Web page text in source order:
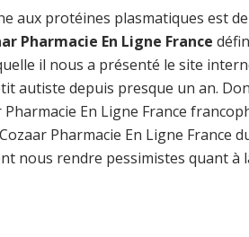
protéines plasmatiques est
Pharmacie En Ligne France
il nous a présenté le site
autiste depuis presque un an.
Pharmacie En Ligne France
Pharmacie En Ligne
nous rendre pessimistes quant à